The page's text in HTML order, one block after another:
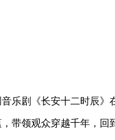
乐剧《长安十二时辰
带领观众穿越千年，回